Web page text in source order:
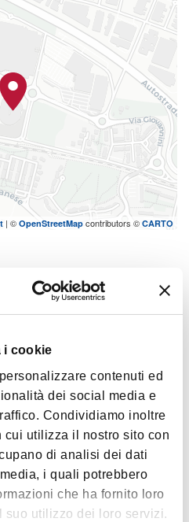
i cookie
contenuti ed
dei social media e
Condividiamo inoltre
cui utilizza il nostro sito con
di analisi dei dati
i quali potrebbero
che ha fornito loro
suo utilizzo dei loro servizi.
| © OpenStreetMap contributors © CARTO